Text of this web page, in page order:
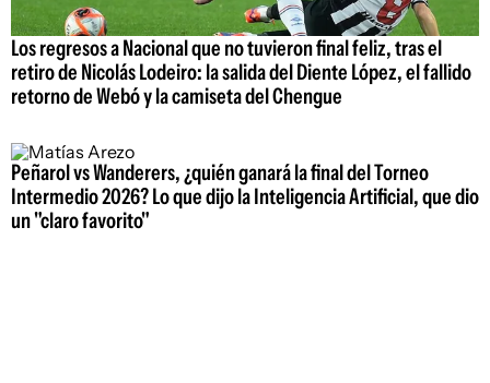
Los regresos a Nacional que no tuvieron final feliz, tras el
retiro de Nicolás Lodeiro: la salida del Diente López, el fallido
retorno de Webó y la camiseta del Chengue
Peñarol vs Wanderers, ¿quién ganará la final del Torneo
Intermedio 2026? Lo que dijo la Inteligencia Artificial, que dio
un "claro favorito"